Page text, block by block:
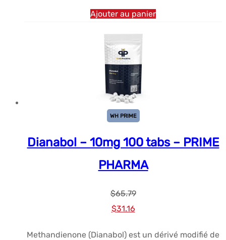
Ajouter au panier
WH PRIME
Dianabol – 10mg 100 tabs – PRIME
PHARMA
$65.79
Le
$31.16Le
Methandienone (Dianabol) est un dérivé modifié de